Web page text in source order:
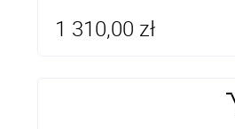
1 310,00 zł